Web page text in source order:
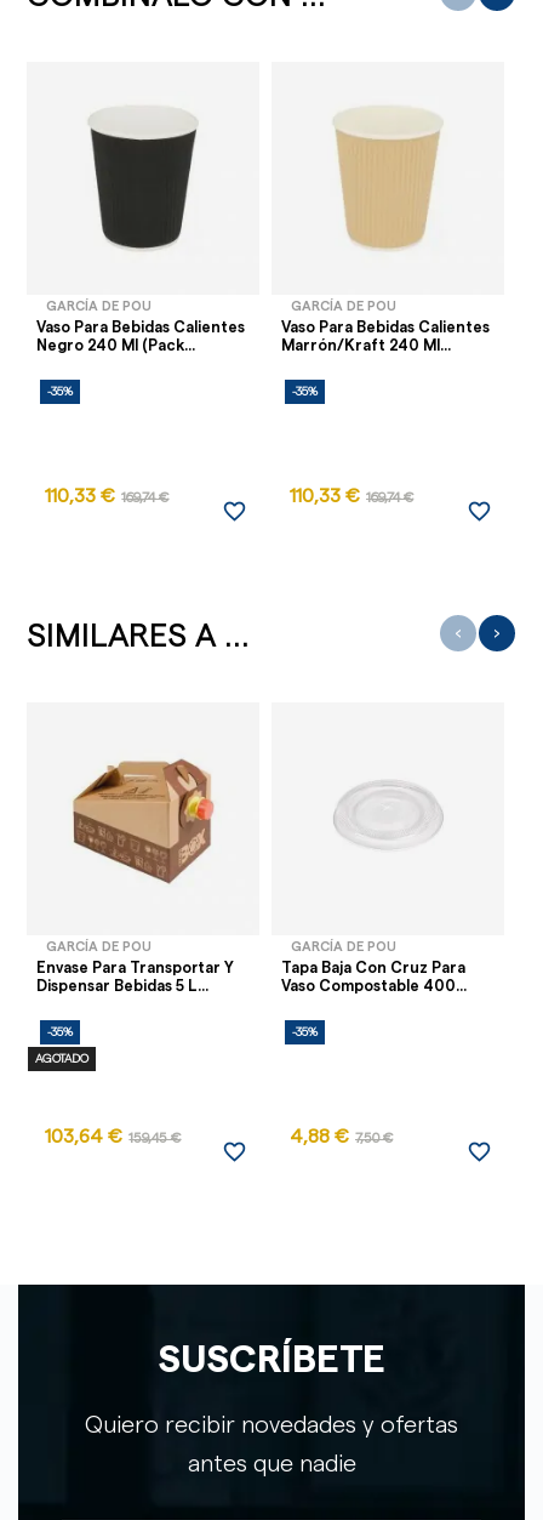
GARCÍA DE POU
Vaso Para Bebidas Calientes
Negro 240 Ml (Pack...
-35%
110,33 € 169,74 €
favorite_border
GARCÍA DE POU
Vaso Para Bebidas Calientes
Marrón/Kraft 240 Ml...
-35%
110,33 € 169,74 €
favorite_border
SIMILARES A ...
GARCÍA DE POU
Envase Para Transportar Y
Dispensar Bebidas 5 L...
-35%
AGOTADO
103,64 € 159,45 €
favorite_border
GARCÍA DE POU
Tapa Baja Con Cruz Para
Vaso Compostable 400...
-35%
4,88 € 7,50 €
favorite_border
‹ ›
SUSCRÍBETE
Quiero recibir novedades y ofertas
antes que nadie